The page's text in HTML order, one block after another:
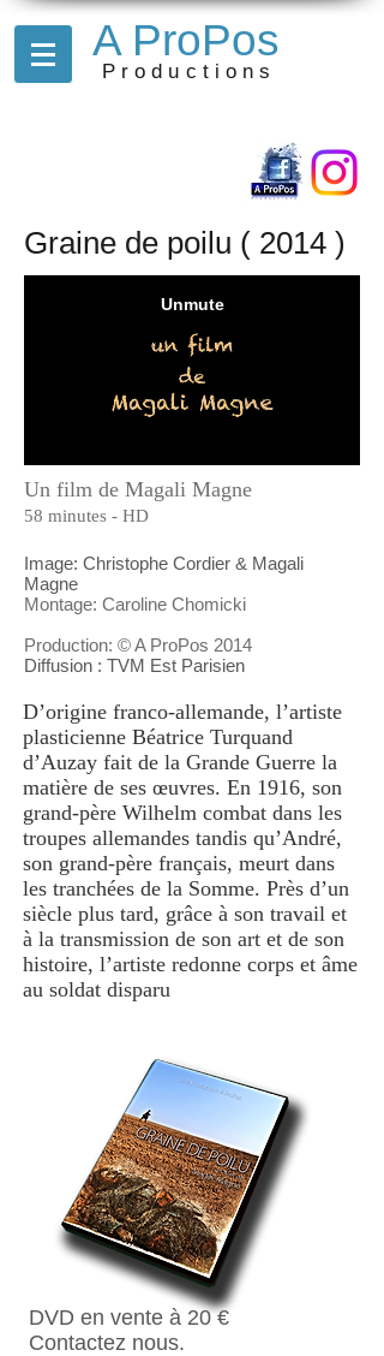
A ProPos
Productions
Graine de poilu ( 2014 )
D’origine franco-allemande, l’artiste
plasticienne Béatrice Turquand
d’Auzay fait de la Grande Guerre la
matière de ses œuvres. En 1916, son
grand-père Wilhelm combat dans les
troupes allemandes tandis qu’André,
son grand-père français, meurt dans
les tranchées de la Somme. Près d’un
siècle plus tard, grâce à son travail et
à la transmission de son art et de son
histoire, l’artiste redonne corps et âme
au soldat disparu
Un film de Magali Magne
58 minutes - HD
Image: Christophe Cordier & Magali
Magne
Montage: Caroline Chomicki
Production: © A ProPos 2014
Diffusion : TVM Est Parisien
DVD en vente à 20 €
Contactez nous.